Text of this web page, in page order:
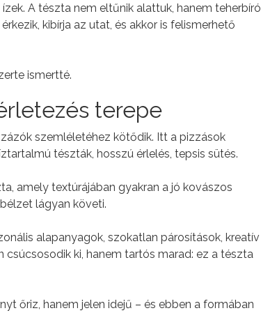
A tészta nem eltűnik alattuk, hanem teherbíró
kibírja az utat, és akkor is felismerhető
ismertté.
terepe
szemléletéhez kötődik. Itt a pizzások
tészták, hosszú érlelés, tepsis sütés.
amely textúrájában gyakran a jó kovászos
lágyan követi.
alapanyagok, szokatlan párosítások, kreatív
ki, hanem tartós marad: ez a tészta
őriz, hanem jelen idejű – és ebben a formában